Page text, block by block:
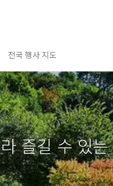
전국 행사 지도
즐길 수 있